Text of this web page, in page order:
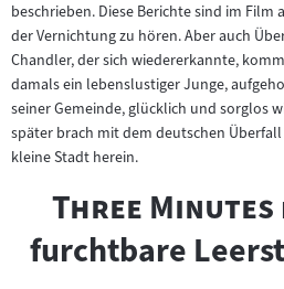
beschrieben. Diese Berichte sind im Film
der Vernichtung zu hören. Aber auch
Chandler, der sich wiedererkannte,
damals ein lebenslustiger Junge,
seiner Gemeinde, glücklich und sorglos
später brach mit dem deutschen
kleine Stadt herein.
"
Three Minutes
furchtbare